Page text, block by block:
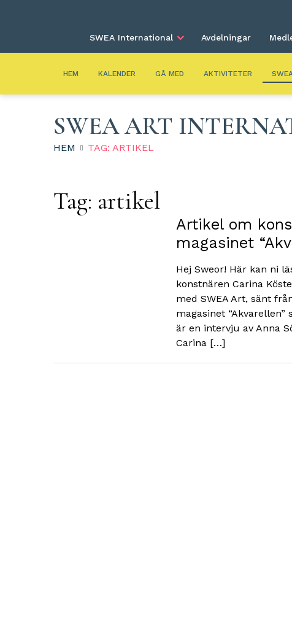
SWEA International Avdelningar
HEM KALENDER GÅ MED AKTIVITETER
SWEA ART
HEM TAG: ARTIKEL
Tag: artikel
Artikel om
magasinet
Hej Sweor! Här kan ni
konstnären Carina
med SWEA Art, sänt
magasinet
är en intervju av Anna
Carina […]